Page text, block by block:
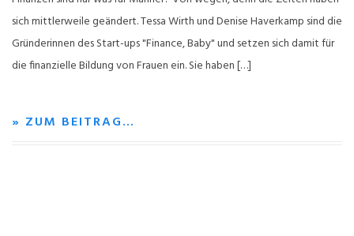
sich mittlerweile geändert. Tessa Wirth und Denise Haverkamp sind die
Gründerinnen des Start-ups "Finance, Baby" und setzen sich damit für
die finanzielle Bildung von Frauen ein. Sie haben […]
» ZUM BEITRAG…